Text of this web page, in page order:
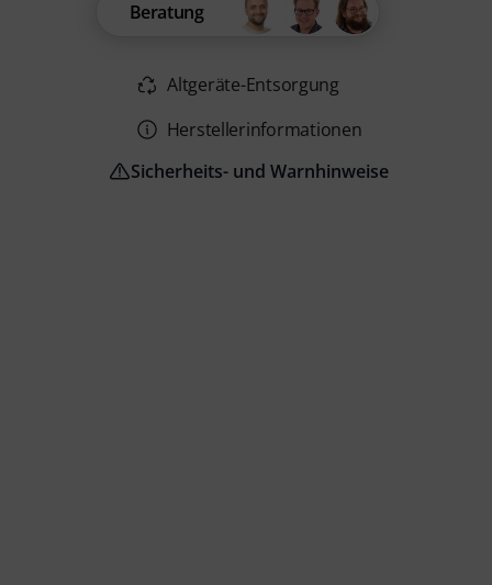
Beratung
Altgeräte-Entsorgung
Herstellerinformationen
Sicherheits- und Warnhinweise